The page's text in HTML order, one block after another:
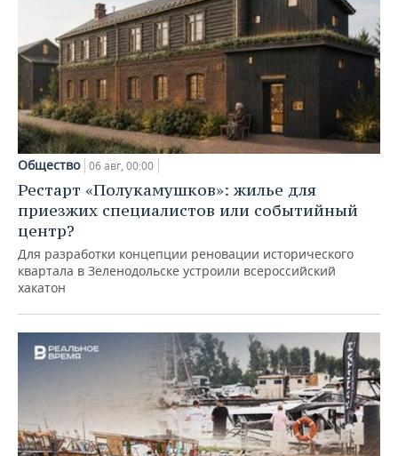
Общество 06 авг, 00:00
Рестарт «Полукамушков»: жилье для
приезжих специалистов или событийный
центр?
Для разработки концепции реновации исторического
квартала в Зеленодольске устроили всероссийский
хакатон